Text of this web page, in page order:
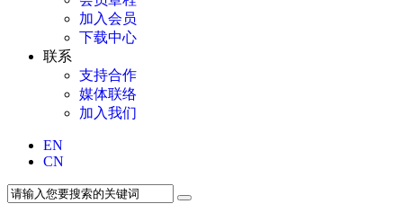
加入会员
下载中心
联系
支持合作
媒体联络
加入我们
EN
CN